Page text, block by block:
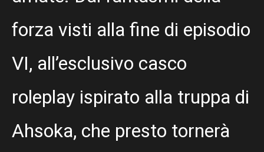
forza visti alla fine di episodio
VI, all’esclusivo casco
roleplay ispirato alla truppa di
Ahsoka, che presto tornerà